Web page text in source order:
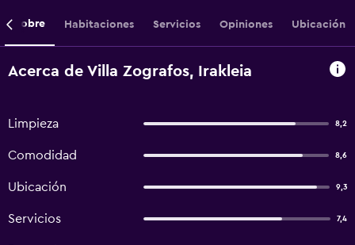
Sobre Habitaciones Servicios Opiniones Ubicación
Acerca de Villa Zografos, Irakleia
Limpieza 8,2
Comodidad 8,6
Ubicación 9,3
Servicios 7,4